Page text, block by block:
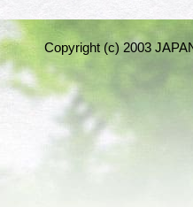
Copyright (c) 2003